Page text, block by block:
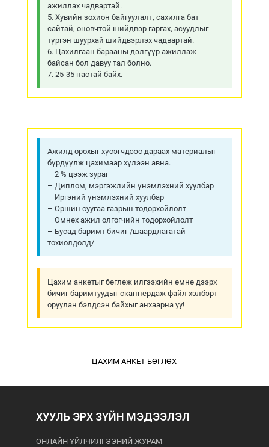
ажиллах чадвартай.
5. Хувийн зохион байгуулалт, сахилга бат
сайтай, оновчтой шийдвэр гаргах, асуудлыг
түргэн шуурхай шийдвэрлэх чадвартай.
6. Цахилгаан барааны дэлгүүр ажиллаж
байсан бол давуу тал болно.
7. 25-35 настай байх.
Ажилд орохыг хүсэгчдээс дараах материалыг
бүрдүүлж цахимаар хүлээн авна.
– 2 % цээж зураг
– Диплом, мэргэжлийн үнэмлэхний хуулбар
– Иргэний үнэмлэхний хуулбар
– Оршин суугаа газрын тодорхойлолт
– Өмнөх ажил олгогчийн тодорхойлолт
– Бусад баримт бичиг /шаардлагатай
тохиолдолд/
Цахим анкетыг бөглөж илгээхийн өмнө дээрх
бичиг баримтуудыг сканнердаж файл хэлбэрт
оруулан бэлдсэн байхыг анхаарна уу!
ЦАХИМ АНКЕТ БӨГЛӨХ
ХУУЛЬ ЭРХ ЗҮЙН МЭДЭЭЛЭЛ
ОНЛАЙН ҮЙЛЧИЛГЭЭНИЙ ЖУРАМ